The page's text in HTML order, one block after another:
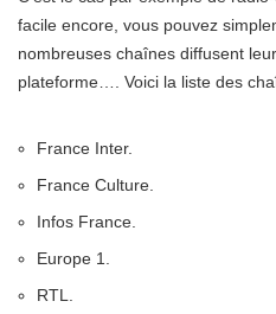
facile encore, vous pouvez
nombreuses chaînes diffusent
plateforme…. Voici la liste des
France Inter.
France Culture.
Infos France.
Europe 1.
RTL.